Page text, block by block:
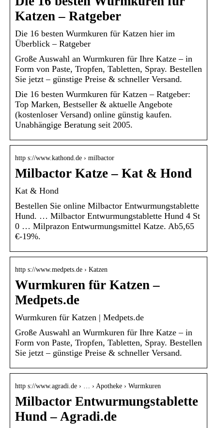
Katzen – Ratgeber
Die 16 besten Wurmkuren für Katzen hier im
Überblick – Ratgeber
Große Auswahl an Wurmkuren für Ihre Katze – in
Form von Paste, Tropfen, Tabletten, Spray. Bestellen
Sie jetzt – günstige Preise & schneller Versand.
Die 16 besten Wurmkuren für Katzen – Ratgeber:
Top Marken, Bestseller & aktuelle Angebote
(kostenloser Versand) online günstig kaufen.
Unabhängige Beratung seit 2005.
http s://www.kathond.de › milbactor
Milbactor Katze – Kat & Hond
Kat & Hond
Bestellen Sie online Milbactor Entwurmungstablette
Hund. … Milbactor Entwurmungstablette Hund 4 St
0 … Milprazon Entwurmungsmittel Katze. Ab5,65
€-19%.
http s://www.medpets.de › Katzen
Wurmkuren für Katzen –
Medpets.de
Wurmkuren für Katzen | Medpets.de
Große Auswahl an Wurmkuren für Ihre Katze – in
Form von Paste, Tropfen, Tabletten, Spray. Bestellen
Sie jetzt – günstige Preise & schneller Versand.
http s://www.agradi.de › … › Apotheke › Wurmkuren
Milbactor Entwurmungstablette
Hund – Agradi.de